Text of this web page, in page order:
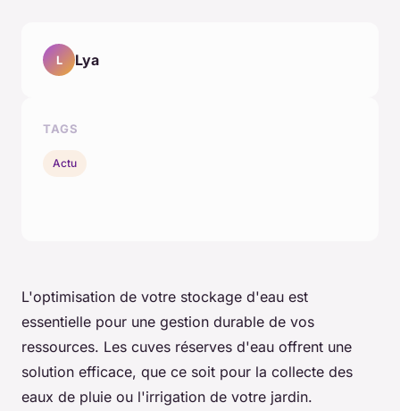
L'optimisation de votre stockage d'eau est
essentielle pour une gestion durable de vos
ressources. Les cuves réserves d'eau offrent une
solution efficace, que ce soit pour la collecte des
eaux de pluie ou l'irrigation de votre jardin.
L Lya
TAGS
Actu